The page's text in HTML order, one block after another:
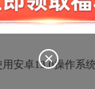
种屏幕技术能够
安卓13.0操作系